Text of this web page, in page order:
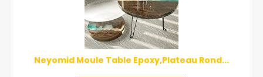
Neyomid Moule Table Epoxy,Plateau Rond...